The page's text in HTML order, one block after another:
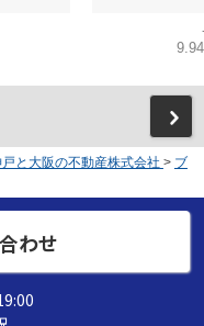
と大阪の不動産株式会社 > ブ
わせ